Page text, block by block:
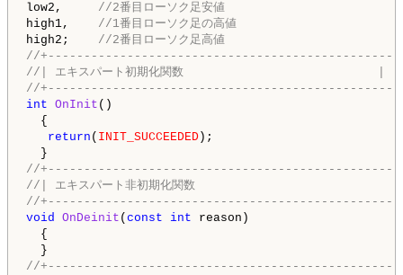
low2, //2番目ローソク足安値
high1, //1番目ローソク足の高値
high2; //2番目ローソク足高値
//
//| エキスパート初期化関数                           |
//
int OnInit ()
{
return ( INIT_SUCCEEDED );
//
//| エキスパート非初期化関数
//
void OnDeinit ( const int reason)
{
//